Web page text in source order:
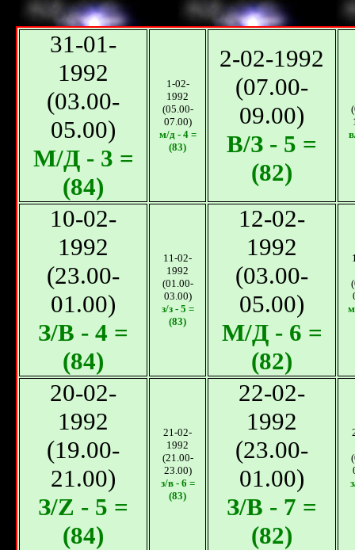
31-01-
1992
(03.00-
05.00)
М/Д - 3 =
(84)
1-02-
1992
(05.00-
07.00)
м/д - 4 =
(83)
2-02-1992
(07.00-
09.00)
В/З - 5 =
(82)
10-02-
1992
(23.00-
01.00)
З/В - 4 =
(84)
11-02-
1992
(01.00-
03.00)
з/з - 5 =
(83)
12-02-
1992
(03.00-
05.00)
М/Д - 6 =
(82)
20-02-
1992
(19.00-
21.00)
З/Z - 5 =
(84)
21-02-
1992
(21.00-
23.00)
з/в - 6 =
(83)
22-02-
1992
(23.00-
01.00)
З/В - 7 =
(82)